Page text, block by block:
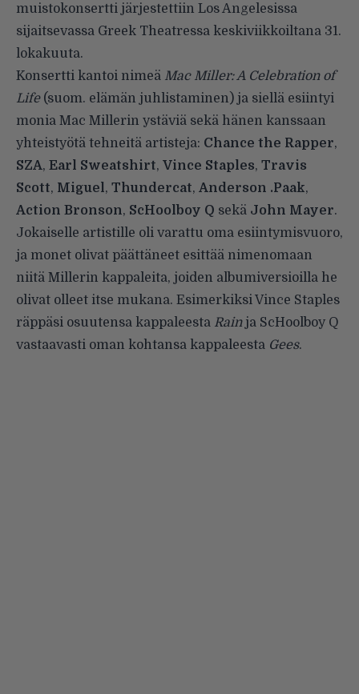
muistokonsertti järjestettiin Los Angelesissa
sijaitsevassa Greek Theatressa keskiviikkoiltana 31.
lokakuuta.
Konsertti kantoi nimeä Mac Miller: A Celebration of
Life(suom. elämän juhlistaminen) ja siellä esiintyi
monia Mac Millerin ystäviä sekä hänen kanssaan
yhteistyötä tehneitä artisteja: Chance the Rapper,
SZA, Earl Sweatshirt, Vince Staples, Travis
Scott, Miguel, Thundercat, Anderson .Paak,
Action Bronson, ScHoolboy Q sekä John Mayer.
Jokaiselle artistille oli varattu oma esiintymisvuoro,
ja monet olivat päättäneet esittää nimenomaan
niitä Millerin kappaleita, joiden albumiversioilla he
olivat olleet itse mukana. Esimerkiksi Vince Staples
räppäsi osuutensa kappaleesta Rainja ScHoolboy Q
vastaavasti oman kohtansa kappaleesta Gees.